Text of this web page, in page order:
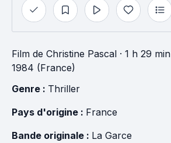
Film de Christine Pascal · 1 h 29 min
1984 (France)
Genre : Thriller
Pays d'origine : France
Bande originale : La Garce